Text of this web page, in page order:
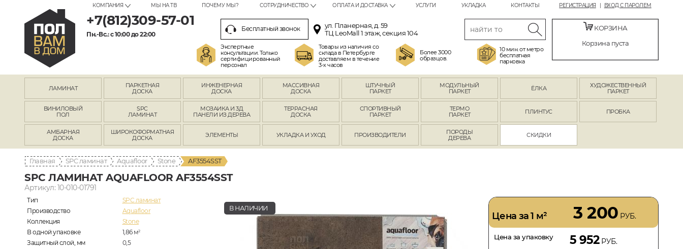
РЕГИСТРАЦИЯ ВХОД С ПАРОЛЕМ
КОМПАНИЯ МЫ НА ТВ ПОЧЕМУ МЫ? СОТРУДНИЧЕСТВО ОПЛАТА И ДОСТАВКА УСЛУГИ УКЛАДКА КОНТАКТЫ
+7(812)309-57-01
Пн.-Вс.: с 10:00 до 22:00
Бесплатный звонок
ул. Планерная, д. 59
ТЦ LeoMall 1 этаж, секция 104
Экспертные
консультации. Только
сертифицированный
персонал
Товары из наличия со
склада в Петербурге
доставляем в течение
3-х часов
Более 3000
образцов.
10 мин. от метро
бесплатная
парковка
КОРЗИНА
Корзина пуста
ЛАМИНАТ
ПАРКЕТНАЯ
ДОСКА
ИНЖЕНЕРНАЯ
ДОСКА
МАССИВНАЯ
ДОСКА
ШТУЧНЫЙ
ПАРКЕТ
МОДУЛЬНЫЙ
ПАРКЕТ
ЁЛКА
ХУДОЖЕСТВЕННЫЙ
ПАРКЕТ
ВИНИЛОВЫЙ
ПОЛ
SPC
ЛАМИНАТ
МОЗАИКА И 3Д
ПАНЕЛИ ИЗ ДЕРЕВА
ТЕРРАСНАЯ
ДОСКА
СПОРТИВНЫЙ
ПАРКЕТ
ТЕРМО
ПАРКЕТ
ПЛИНТУС ПРОБКА
АМБАРНАЯ
ДОСКА
ШИРОКОФОРМАТНАЯ
ДОСКА
ЭЛЕМЕНТЫ УКЛАДКА И УХОД ПРОИЗВОДИТЕЛИ
ПОРОДЫ
ДЕРЕВА
СКИДКИ
Главная SPC ламинат Aquafloor Stone AF3554SST
SPC ЛАМИНАТ AQUAFLOOR AF3554SST
Артикул: 10-010-01791
Тип
SPC ламинат
Производство
Aquafloor
Коллекция
Stone
В одной упаковке
1,86 м2
Защитный слой, мм
0,5
В НАЛИЧИИ
Цена за 1 м² 3 200 РУБ.
Цена за упаковку 5 952РУБ.